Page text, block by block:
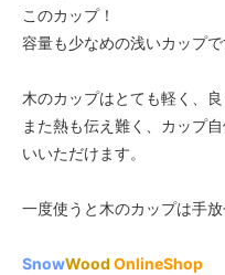
このカップ！
容量も少なめの浅いカップで
木のカップはとても軽く、良
また熱も伝え難く、カップ
いいただけます。
一度使うと木のカップは手放
SnowWood OnlineShop